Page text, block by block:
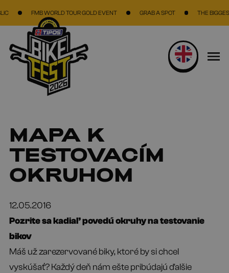
FMB WORLD TOUR GOLD EVENT GRAB A SPOT THE BIGGEST
MAPA K
TESTOVACÍM
OKRUHOM
12.05.2016
Pozrite sa kadiaľ povedú okruhy na testovanie
bikov
Máš už zarezervované biky, ktoré by si chcel
vyskúšať? Každý deň nám ešte pribúdajú ďalšie